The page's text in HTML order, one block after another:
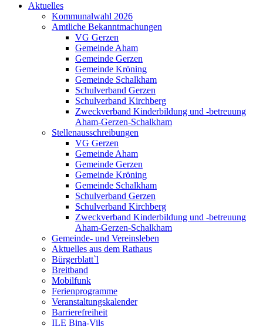
Aktuelles
Kommunalwahl 2026
Amtliche Bekanntmachungen
VG Gerzen
Gemeinde Aham
Gemeinde Gerzen
Gemeinde Kröning
Gemeinde Schalkham
Schulverband Gerzen
Schulverband Kirchberg
Zweckverband Kinderbildung und -betreuung
Aham-Gerzen-Schalkham
Stellenausschreibungen
VG Gerzen
Gemeinde Aham
Gemeinde Gerzen
Gemeinde Kröning
Gemeinde Schalkham
Schulverband Gerzen
Schulverband Kirchberg
Zweckverband Kinderbildung und -betreuung
Aham-Gerzen-Schalkham
Gemeinde- und Vereinsleben
Aktuelles aus dem Rathaus
Bürgerblatt`l
Breitband
Mobilfunk
Ferienprogramme
Veranstaltungskalender
Barrierefreiheit
ILE Bina-Vils